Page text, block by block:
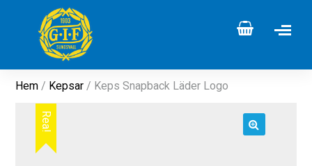
Hem / Kepsar / Keps Snapback Läder Logo
Rea!